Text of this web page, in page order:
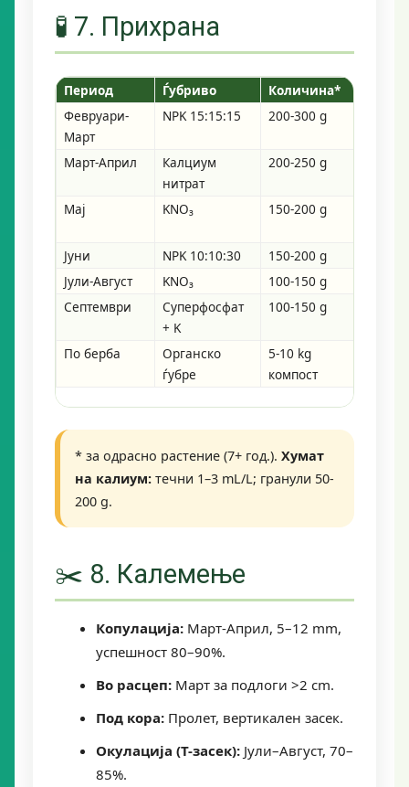
🧪 7. Прихрана
Период Ѓубриво Количина*
Февруари-
Март
NPK 15:15:15 200-300 g
Март-Април
Калциум
нитрат
200-250 g
Мај KNO₃ 150-200 g
Јуни
NPK 10:10:30 150-200 g
Јули-Август
KNO₃ 100-150 g
Септември
Суперфосфат
+ K
100-150 g
По берба
Органско
ѓубре
5-10 kg
компост
* за одрасно растение (7+ год.). Хумат
на калиум: течни 1–3 mL/L; гранули 50-
200 g.
✂️ 8. Калемење
Копулација: Март-Април, 5–12 mm,
успешност 80–90%.
Во расцеп: Март за подлоги >2 cm.
Под кора: Пролет, вертикален засек.
Окулација (Т-засек): Јули–Август, 70–
85%.